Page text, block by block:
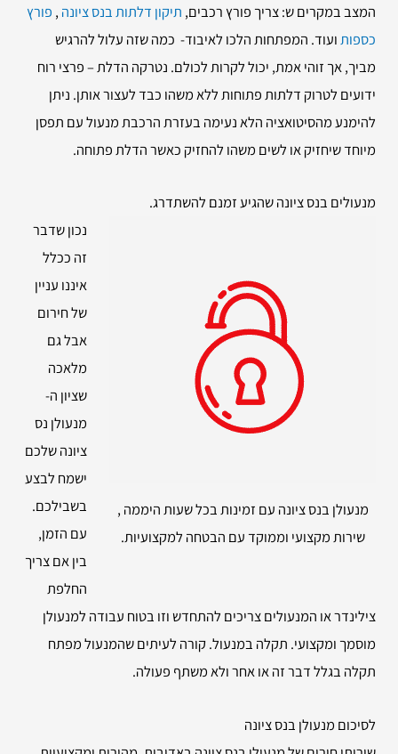
המצב במקרים ש: צריך פורץ רכבים, תיקון דלתות בנס ציונה , פורץ
כספותועוד. המפתחות הלכו לאיבוד- כמה שזה עלול להרגיש
מביך, אך זוהי אמת, יכול לקרות לכולם. נטרקה הדלת – פרצי רוח
ידועים לטרוק דלתות פתוחות ללא משהו כבד לעצור אותן. ניתן
להימנע מהסיטואציה הלא נעימה בעזרת הרכבת מנעול עם תפסן
מיוחד שיחזיק או לשים משהו להחזיק כאשר הדלת פתוחה.
מנעולים בנס ציונה שהגיע זמנם להשתדרג.
מנעולן בנס ציונה עם זמינות בכל שעות היממה ,
שירות מקצועי וממוקד עם הבטחה למקצועיות.
נכון שדבר
זה ככלל
איננו עניין
של חירום
אבל גם
מלאכה
שציון ה-
מנעולן נס
ציונה שלכם
ישמח לבצע
בשבילכם.
עם הזמן,
בין אם צריך
החלפת
צילינדר או המנעולים צריכים להתחדש וזו בטוח עבודה למנעולן
מוסמך ומקצועי. תקלה במנעול. קורה לעיתים שהמנעול מפתח
תקלה בגלל דבר זה או אחר ולא משתף פעולה.
לסיכום מנעולן בנס ציונה